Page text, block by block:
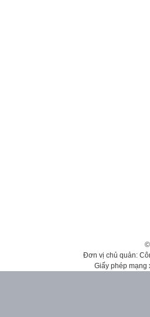
Đơn vị chủ quản:
Giấy phép mạng